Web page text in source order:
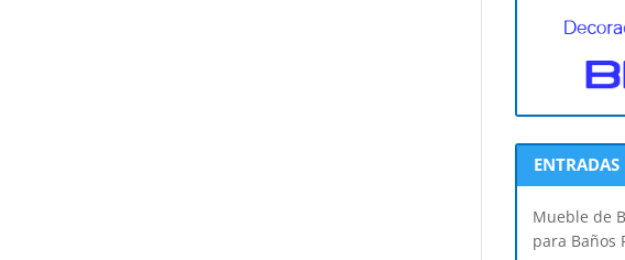
Mueble de
para Baños